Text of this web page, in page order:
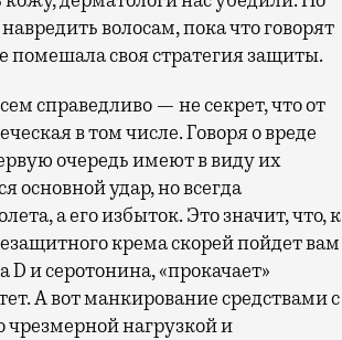
волосам, пока что говорят
помешала своя стратегия защиты.
справедливо — не секрет, что от
в том числе. Говоря о вреде
очередь имеют в виду их
основной удар, но всегда
а его избыток. Это значит, что, к
крема скорей пойдет вам
и серотонина, «прокачает»
А вот манкирование средствами с
чрезмерной нагрузкой и